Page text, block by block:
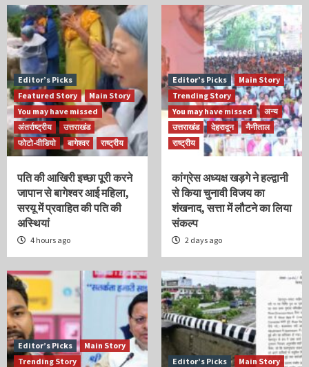
Editor’s Picks
Featured Story
Main Story
You may have missed
अंतर्राष्ट्रीय
उत्तराखंड
फोटो-वीडियो
बागेश्वर राष्ट्रीय
पति की आखिरी इच्छा पूरी करने
जापान से बागेश्वर आई महिला,
सरयू में प्रवाहित की पति की
अस्थियां
4 hours ago
Editor’s Picks
Main Story
Trending Story
You may have missed
अन्य
उत्तराखंड
देहरादून
नैनीताल
राष्ट्रीय
कांग्रेस अध्यक्ष खड़गे ने हल्द्वानी
से किया चुनावी विजय का
शंखनाद, सत्ता में लौटने का लिया
संकल्प
2 days ago
Editor’s Picks
Main Story
Trending Story
Editor’s Picks
Main Story